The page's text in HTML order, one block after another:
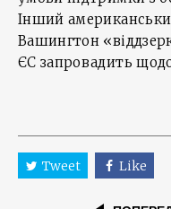
Інший
Вашингтон
ЄС запровадить
Tweet Like